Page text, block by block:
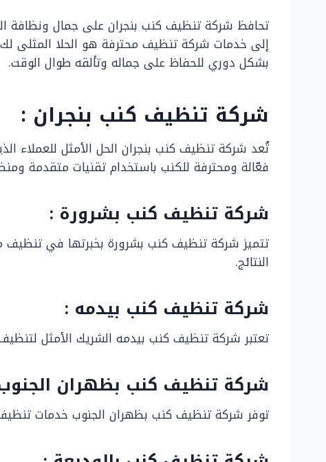
تحافظ شركة تنظيف كنب بنجران على جمال ونظافة
إلى خدمات شركة تنظيف محترفة هو الحلا المثلى لك.
بشكل دوري للحفاظ على جماله وتألقه طوال الوقت.
شركة تنظيف كنب بنجران :
تُعد شركة تنظيف كنب بنجران الحل الأمثل
فعّالة ومحترفة للكنب باستخدام تقنيات متقدمة
شركة تنظيف كنب بشرورة :
تتميز شركة تنظيف كنب بشرورة بخبرتها في تنظيف
النتائج.
شركة تنظيف كنب بيدمه :
تعتبر شركة تنظيف كنب بيدمه الشريك الأمثل
شركة تنظيف كنب بظهران
توفر شركة تنظيف كنب بظهران الجنوب خدمات تنظيف